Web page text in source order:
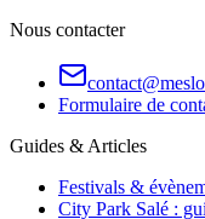
Nous contacter
Formulaire de
Guides & Articles
Festivals &
City Park Salé :